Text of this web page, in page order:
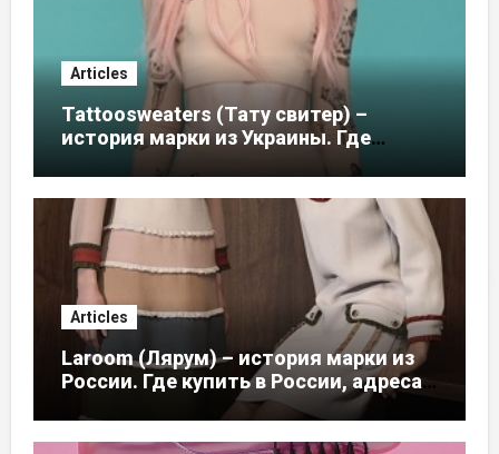
Articles
Tattoosweaters (Тату свитер) –
история марки из Украины. Где
купить в России, адреса магазинов
Articles
Laroom (Лярум) – история марки из
России. Где купить в России, адреса